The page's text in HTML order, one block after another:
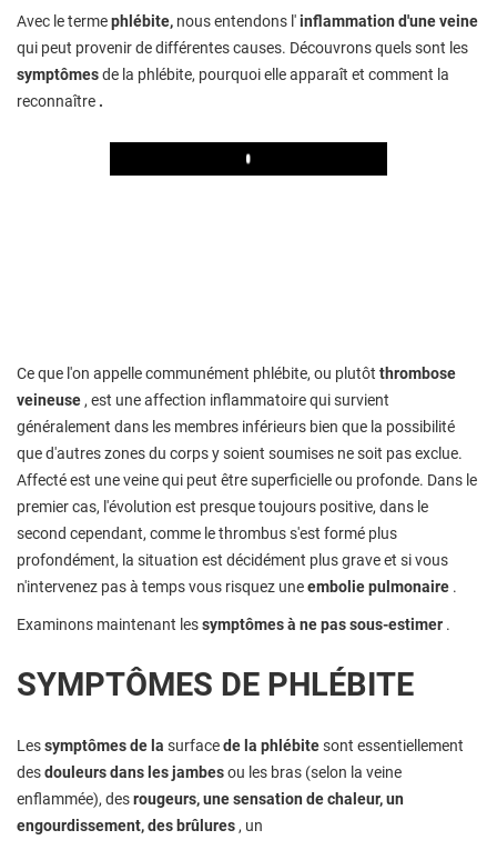
Avec le termephlébite, nous entendons l'inflammation d'une veine
qui peut provenir de différentes causes. Découvrons quels sont les
symptômesde la phlébite, pourquoi elle apparaît et comment la
reconnaître .
Play
Ce que l'on appelle communément phlébite, ou plutôt thrombose
veineuse , est une affection inflammatoire qui survient
généralement dans les membres inférieurs bien que la possibilité
que d'autres zones du corps y soient soumises ne soit pas exclue.
Affecté est une veine qui peut être superficielle ou profonde. Dans le
premier cas, l'évolution est presque toujours positive, dans le
second cependant, comme le thrombus s'est formé plus
profondément, la situation est décidément plus grave et si vous
n'intervenez pas à temps vous risquez uneembolie pulmonaire .
Examinons maintenant lessymptômes à ne pas sous-estimer .
SYMPTÔMES DE PHLÉBITE
Lessymptômes de la surfacede la phlébitesont essentiellement
desdouleurs dans les jambesou les bras (selon la veine
enflammée), desrougeurs, une sensation de chaleur, un
engourdissement, des brûlures , un